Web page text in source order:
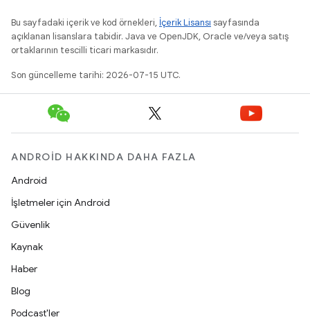
Bu sayfadaki içerik ve kod örnekleri, İçerik Lisansı sayfasında
açıklanan lisanslara tabidir. Java ve OpenJDK, Oracle ve/veya satış
ortaklarının tescilli ticari markasıdır.
Son güncelleme tarihi: 2026-07-15 UTC.
ANDROID HAKKINDA DAHA FAZLA
Android
İşletmeler için Android
Güvenlik
Kaynak
Haber
Blog
Podcast'ler